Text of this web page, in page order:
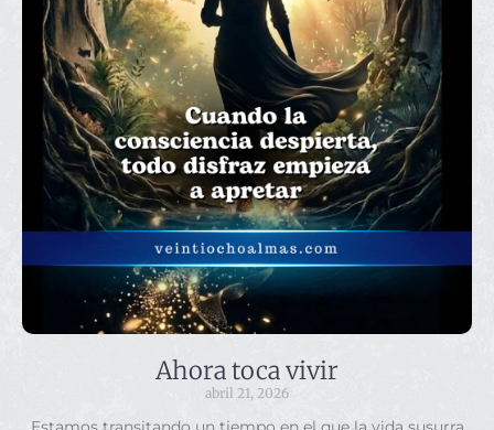
Ahora toca vivir
abril 21, 2026